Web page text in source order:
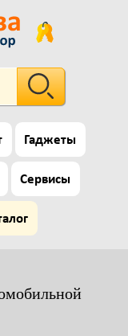
Гаджеты
Сервисы